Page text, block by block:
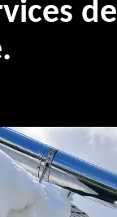
de